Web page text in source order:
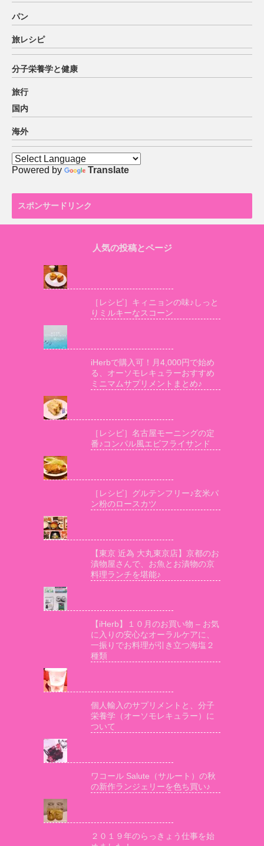
パン
旅レシピ
分子栄養学と健康
旅行
国内
海外
Powered by Translate
スポンサードリンク
人気の投稿とページ
［レシピ］キィニョンの味♪しっと
りミルキーなスコーン
iHerbで購入可！月4,000円で始め
る、オーソモレキュラーおすすめ
ミニマムサプリメントまとめ♪
［レシピ］名古屋モーニングの定
番♪コンパル風エビフライサンド
［レシピ］グルテンフリー♪玄米パ
ン粉のロースカツ
【東京 近為 大丸東京店】京都のお
漬物屋さんで、お魚とお漬物の京
料理ランチを堪能♪
【iHerb】１０月のお買い物 – お気
に入りの安心なオーラルケアに、
一振りでお料理が引き立つ海塩２
種類
個人輸入のサプリメントと、分子
栄養学（オーソモレキュラー）に
ついて
ワコール Salute（サルート）の秋
の新作ランジェリーを色ち買い♪
２０１９年のらっきょう仕事を始